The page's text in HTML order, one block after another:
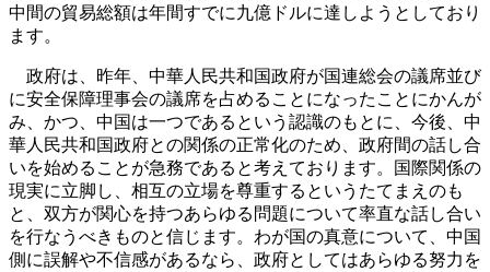
中間の貿易総額は年間すでに九億ドルに達しようとしており
ます。
政府は、昨年、中華人民共和国政府が国連総会の議席並び
に安全保障理事会の議席を占めることになったことにかんが
み、かつ、中国は一つであるという認識のもとに、今後、中
華人民共和国政府との関係の正常化のため、政府間の話し合
いを始めることが急務であると考えております。国際関係の
現実に立脚し、相互の立場を尊重するというたてまえのも
と、双方が関心を持つあらゆる問題について率直な話し合い
を行なうべきものと信じます。わが国の真意について、中国
側に誤解や不信感があるなら、政府としてはあらゆる努力を